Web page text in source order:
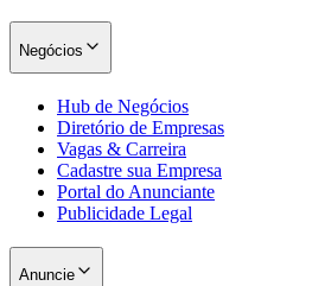
Negócios
Hub de Negócios
Diretório de Empresas
Vagas & Carreira
Cadastre sua Empresa
Portal do Anunciante
Publicidade Legal
Anuncie